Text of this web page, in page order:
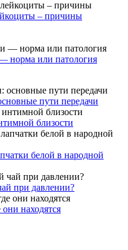
– причины
норма или патология
пути передачи
близости
белой в народной
при давлении?
находятся